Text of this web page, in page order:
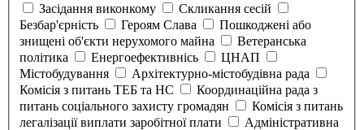
Засідання виконкому
Скликання сесій
Безбар'єрність
Героям Слава
Пошкоджені або
знищені об'єкти нерухомого майна
Ветеранська
політика
Енергоефективнісь
ЦНАП
Містобудування
Архітектурно-містобудівна рада
Комісія з питань ТЕБ та НС
Координаційна рада з
питань соціального захисту громадян
Комісія з питань
легалізації виплати заробітної плати
Адміністративна